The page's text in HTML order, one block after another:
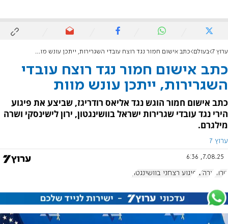
ערוץ 7 בעולם כתב אישום חמור נגד רוצח עובדי השגרירות, ייתכן עונש מוות
כתב אישום חמור נגד רוצח עובדי
השגרירות, ייתכן עונש מוות
כתב אישום חמור הוגש נגד אליאס רודריגז, שביצע את פיגוע
הירי נגד עובדי שגרירות ישראל בוושינגטון, ירון לישינסקי ושרה
מילגרם.
ערוץ 7
7.08.25, 6:36
טרור ארה"ב פיגוע רצחני בוושינגטון